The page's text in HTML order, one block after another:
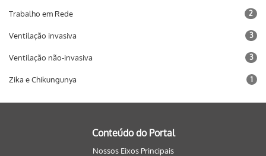
Trabalho em Rede 2
Ventilação invasiva 3
Ventilação não-invasiva 3
Zika e Chikungunya 1
Conteúdo do Portal
Nossos Eixos Principais